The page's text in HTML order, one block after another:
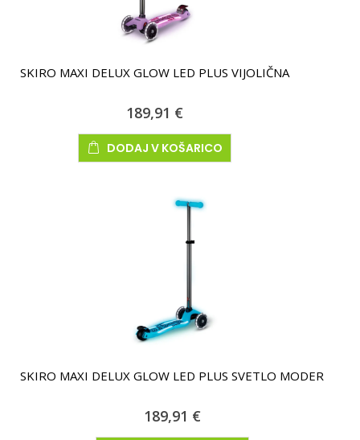
SKIRO MAXI DELUX GLOW LED PLUS VIJOLIČNA
189,91 €
DODAJ V KOŠARICO
SKIRO MAXI DELUX GLOW LED PLUS SVETLO MODER
189,91 €